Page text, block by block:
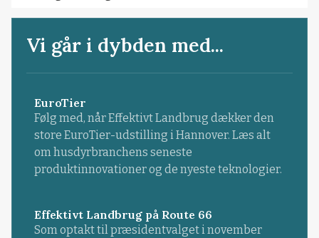
Vi går i dybden med...
EuroTier
Følg med, når Effektivt Landbrug dækker den
store EuroTier-udstilling i Hannover. Læs alt
om husdyrbranchens seneste
produktinnovationer og de nyeste teknologier.
Effektivt Landbrug på Route 66
Som optakt til præsidentvalget i november